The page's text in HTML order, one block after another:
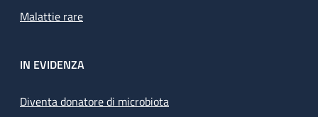
Malattie rare
IN EVIDENZA
Diventa donatore di microbiota